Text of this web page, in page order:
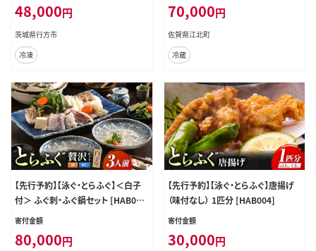
48,000円
茨城県行方市
冷凍
70,000円
佐賀県江北町
冷蔵
【先行予約】【泳ぐ・とらふぐ】＜白子
付＞ ふぐ刺・ふぐ鍋セット [HAB00
3]
寄付金額
80,000円
【先行予約】【泳ぐ・とらふぐ】唐揚げ
（味付なし） 1匹分 [HAB004]
寄付金額
30,000円